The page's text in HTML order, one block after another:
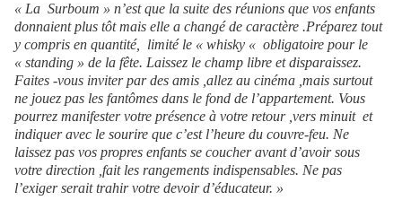
« La Surboum » n’est que la suite des réunions que vos enfants
donnaient plus tôt mais elle a changé de caractère .Préparez tout
y compris en quantité, limité le « whisky « obligatoire pour le
« standing » de la fête. Laissez le champ libre et disparaissez.
Faites -vous inviter par des amis ,allez au cinéma ,mais surtout
ne jouez pas les fantômes dans le fond de l’appartement. Vous
pourrez manifester votre présence à votre retour ,vers minuit et
indiquer avec le sourire que c’est l’heure du couvre-feu. Ne
laissez pas vos propres enfants se coucher avant d’avoir sous
votre direction ,fait les rangements indispensables. Ne pas
l’exiger serait trahir votre devoir d’éducateur. »